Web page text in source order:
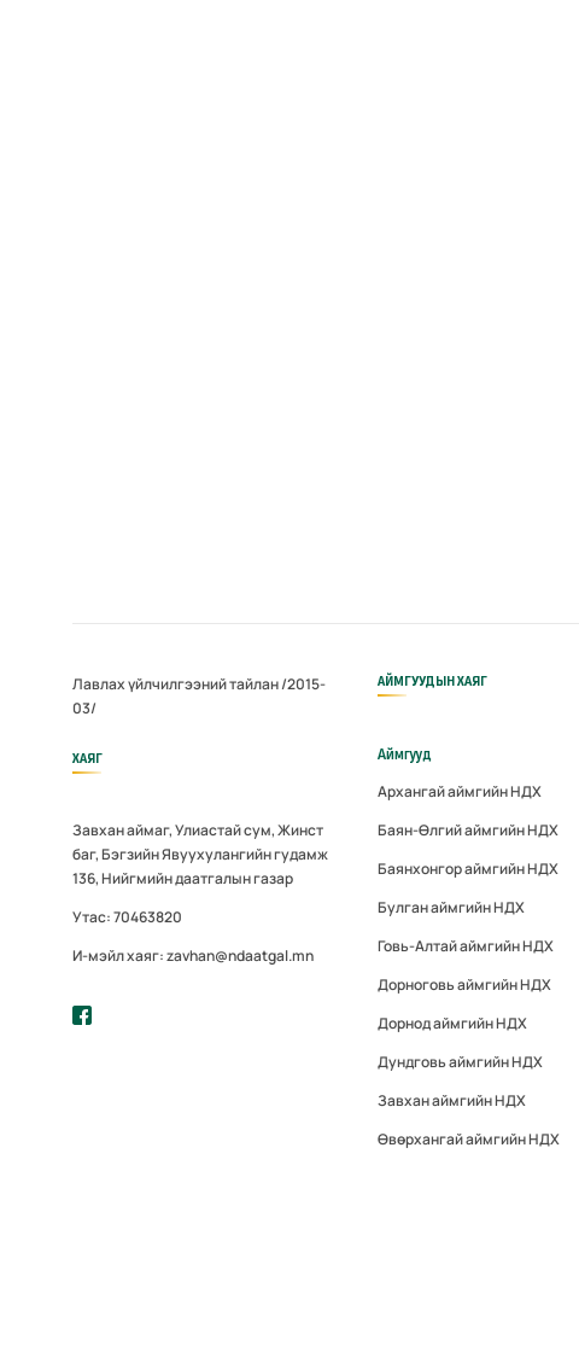
Лавлах үйлчилгээний тайлан /2015-
03/
ХАЯГ
Завхан аймаг, Улиастай сум, Жинст
баг, Бэгзийн Явуухулангийн гудамж
136, Нийгмийн даатгалын газар
Утас: 70463820
И-мэйл хаяг: zavhan@ndaatgal.mn
АЙМГУУДЫН ХАЯГ
Аймгууд
Архангай аймгийн НДХ
Баян-Өлгий аймгийн НДХ
Баянхонгор аймгийн НДХ
Булган аймгийн НДХ
Говь-Алтай аймгийн НДХ
Дорноговь аймгийн НДХ
Дорнод аймгийн НДХ
Дундговь аймгийн НДХ
Завхан аймгийн НДХ
Өвөрхангай аймгийн НДХ